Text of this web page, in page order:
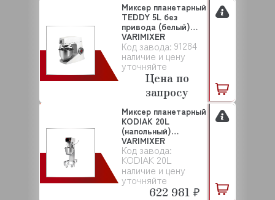
Код завода: 91284
наличие и цену
уточняйте
Миксер планетарный
TEDDY 5L без
привода (белый)
VARIMIXER
Цена по
запросу
Код завода:
KODIAK 20L
наличие и цену
уточняйте
Миксер планетарный
KODIAK 20L
(напольный)
VARIMIXER
622 981 ₽